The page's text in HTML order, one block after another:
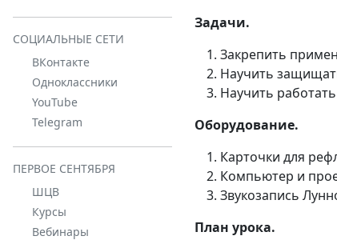
СОЦИАЛЬНЫЕ СЕТИ
ВКонтакте
Одноклассники
YouTube
Telegram
ПЕРВОЕ СЕНТЯБРЯ
ШЦВ
Курсы
Вебинары
Задачи.
Закрепить
Научить
Научить
Оборудование.
Карточки для
Компьютер и
Звукозапись
План урока.